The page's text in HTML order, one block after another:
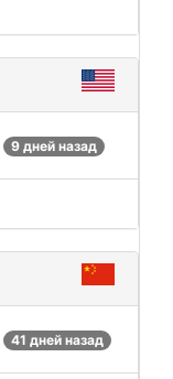
9 дней назад
41 дней назад